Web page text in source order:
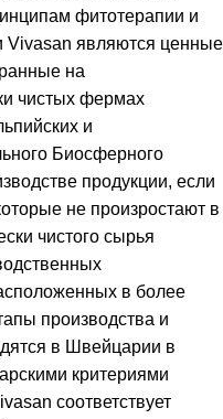
фитотерапии и
Vivasan являются ценные
на
чистых фермах
и
Биосферного
продукции, если
не произростают в
чистого сырья
в более
производства и
в Швейцарии в
критериями
соответствует